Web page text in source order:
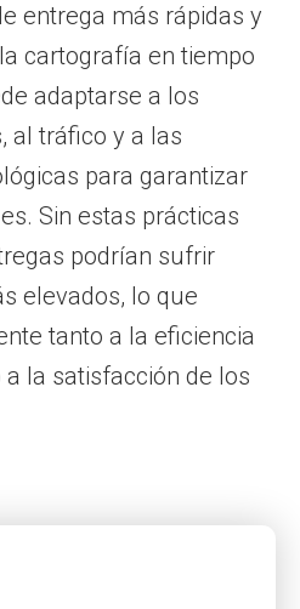
entrega más rápidas y
cartografía en tiempo
adaptarse a los
al tráfico y a las
para garantizar
Sin estas prácticas
podrían sufrir
elevados, lo que
tanto a la eficiencia
la satisfacción de los